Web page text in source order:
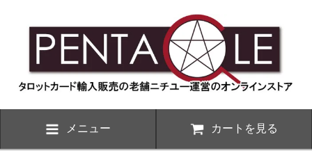
メニュー カートを見る